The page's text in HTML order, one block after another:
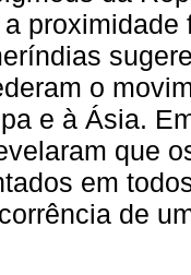
o
e à Ásia.
que
em
de